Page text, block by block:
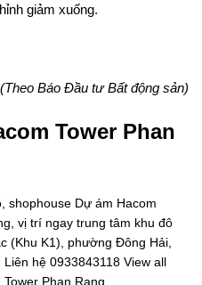
giảm xuống.
(Theo Báo Đầu tư Bất động sản)
Tower Phan
shophouse Dự ám Hacom
vị trí ngay trung tâm khu đô
(Khu K1), phường Đông Hải,
Liên hệ 0933843118 View all
Phan Rang